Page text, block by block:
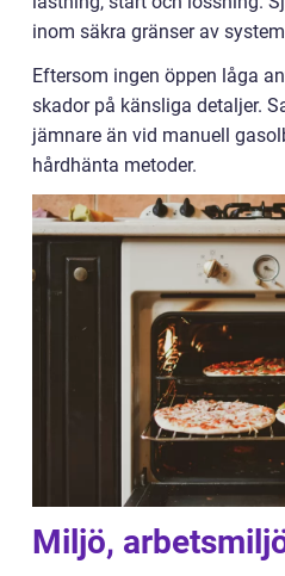
inom säkra gränser av
Eftersom ingen öppen låga
skador på känsliga detaljer.
jämnare än vid manuell
hårdhänta metoder.
Miljö,